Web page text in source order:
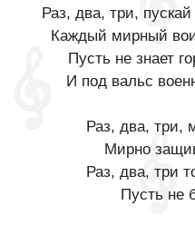
Раз, два, три,
Каждый мирный
Пусть не знает
И под вальс
Раз, два, три,
Мирно
Раз, два, три
Пусть не